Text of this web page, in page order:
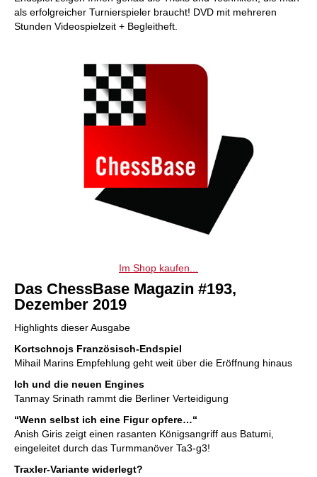
als erfolgreicher Turnierspieler braucht! DVD mit mehreren
Stunden Videospielzeit + Begleitheft.
Im Shop kaufen...
Das ChessBase Magazin #193,
Dezember 2019
Highlights dieser Ausgabe
Kortschnojs Französisch-Endspiel
Mihail Marins Empfehlung geht weit über die Eröffnung hinaus
Ich und die neuen Engines
Tanmay Srinath rammt die Berliner Verteidigung
“Wenn selbst ich eine Figur opfere…“
Anish Giris zeigt einen rasanten Königsangriff aus Batumi,
eingeleitet durch das Turmmanöver Ta3-g3!
Traxler-Variante widerlegt?